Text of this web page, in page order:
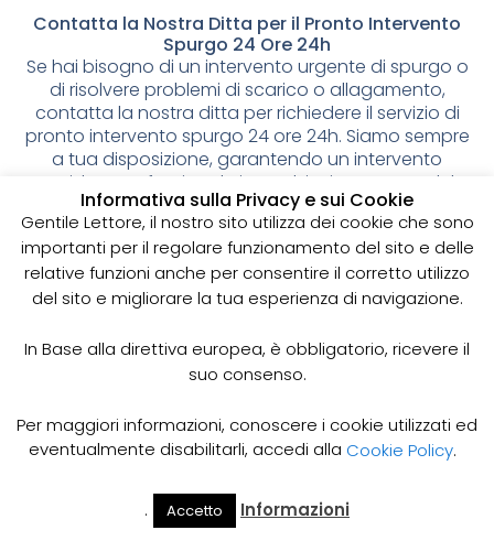
Contatta la Nostra Ditta per il Pronto Intervento
Spurgo 24 Ore 24h
Se hai bisogno di un intervento urgente di spurgo o
di risolvere problemi di scarico o allagamento,
contatta la nostra ditta per richiedere il servizio di
pronto intervento spurgo 24 ore 24h. Siamo sempre
a tua disposizione, garantendo un intervento
rapido e professionale in qualsiasi momento del
giorno o della notte. Contattaci subito per una
consulenza gratuita e un preventivo
personalizzato.
Spurgo pozzi neri: cos’è e
perché è importante
I pozzi neri sono delle strutture sotterranee utilizzate
soprattutto in zone dove non è disponibile un
sistema di smaltimento delle acque fognarie. Lo
per garantire il corretto funzionamento del sistema
e prevenire il rischio di allagamenti, cattivi odori e
Cerca Il Mio
Informativa sulla Privacy e sui Cookie
Gentile Lettore, il nostro sito utilizza dei cookie che sono
importanti per il regolare funzionamento del sito e delle
relative funzioni anche per consentire il corretto utilizzo
del sito e migliorare la tua esperienza di navigazione.
In Base alla direttiva europea, è obbligatorio, ricevere il
suo consenso.
Per maggiori informazioni, conoscere i cookie utilizzati ed
eventualmente disabilitarli, accedi alla Cookie Policy.
. Accetto Informazioni